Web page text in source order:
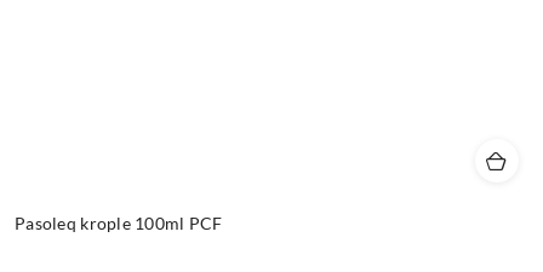
Pasoleq krople 100ml PCF